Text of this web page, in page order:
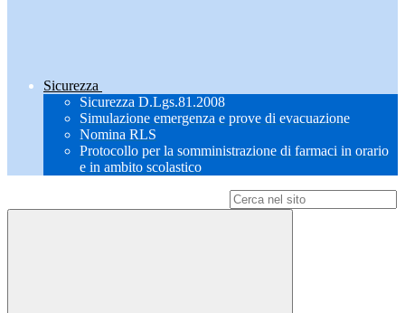
Sicurezza
Sicurezza D.Lgs.81.2008
Simulazione emergenza e prove di evacuazione
Nomina RLS
Protocollo per la somministrazione di farmaci in orario
e in ambito scolastico